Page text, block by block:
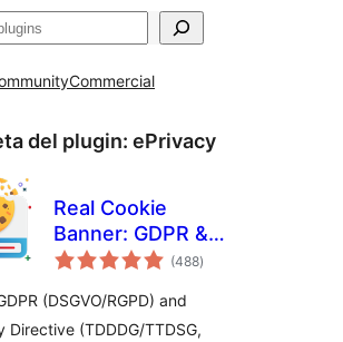
Commercial
del plugin: ePrivacy
Real Cookie
Banner: GDPR &
ePrivacy Cookie
(488total
de
)
(DSGVO/RGPD) and
Directive (TDDDG/TTDSG,